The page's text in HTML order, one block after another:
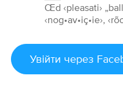
Œd ‹pleasati›
‹nog•av•iç•ie›,
Увійти через